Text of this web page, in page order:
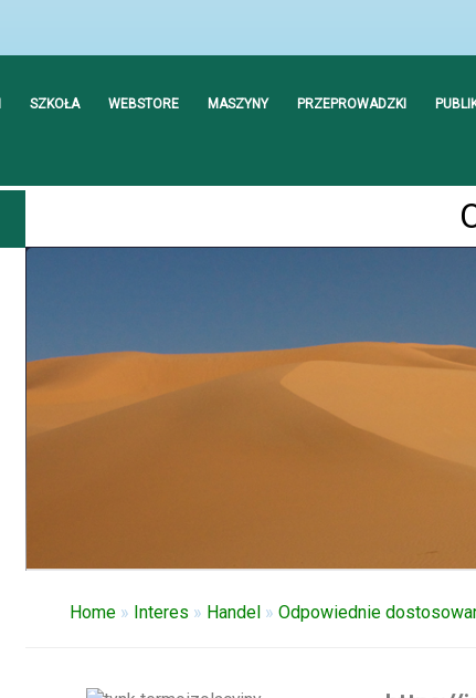
SZKOŁA WEBSTORE MASZYNY PRZEPROWADZKI
Home» Interes » Handel» Odpowiednie